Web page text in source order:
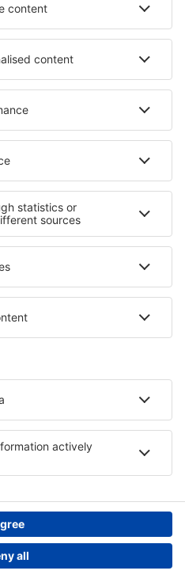
- orașe
Cazare în Annandale
în Pittsfield
în Great Broughton
- regiuni
în Ile-de-France
in Bavarian Alps